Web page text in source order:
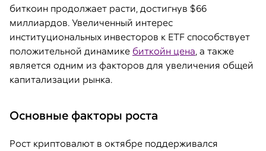
биткоин продолжает расти, достигнув $66
миллиардов. Увеличенный интерес
институциональных инвесторов к ETF способствует
положительной динамике биткойн цена, а также
является одним из факторов для увеличения общей
капитализации рынка.
Основные факторы роста
Рост криптовалют в октябре поддерживался